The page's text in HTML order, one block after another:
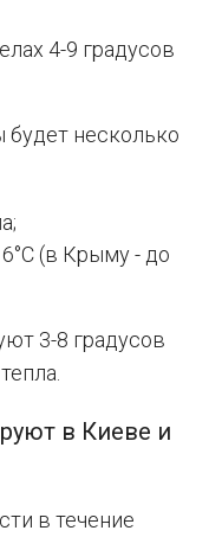
4-9 градусов
несколько
(в Крыму - до
3-8 градусов
в Киеве и
в течение